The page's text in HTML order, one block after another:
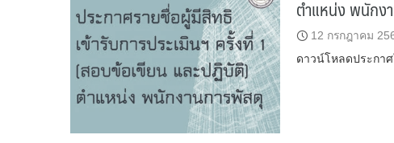
ตำแหน่ง พนักง
12 กรกฎาคม
ดาวน์โหลดประกา